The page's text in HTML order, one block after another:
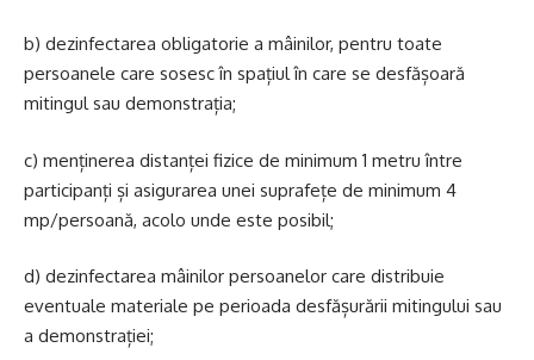
b) dezinfectarea obligatorie a mâinilor, pentru toate
persoanele care sosesc în spațiul în care se desfășoară
mitingul sau demonstrația;
c) menținerea distanței fizice de minimum 1 metru între
participanți și asigurarea unei suprafețe de minimum 4
mp/persoană, acolo unde este posibil;
d) dezinfectarea mâinilor persoanelor care distribuie
eventuale materiale pe perioada desfășurării mitingului sau
a demonstrației;